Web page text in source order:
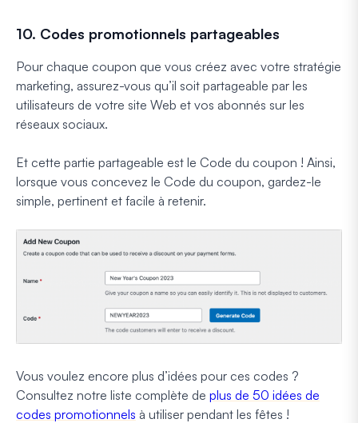
10. Codes promotionnels partageables
Pour chaque coupon que vous créez avec votre stratégie
marketing, assurez-vous qu’il soit partageable par les
utilisateurs de votre site Web et vos abonnés sur les
réseaux sociaux.
Et cette partie partageable est le Code du coupon ! Ainsi,
lorsque vous concevez le Code du coupon, gardez-le
simple, pertinent et facile à retenir.
Vous voulez encore plus d’idées pour ces codes ?
Consultez notre liste complète de plus de 50 idées de
codes promotionnels à utiliser pendant les fêtes !